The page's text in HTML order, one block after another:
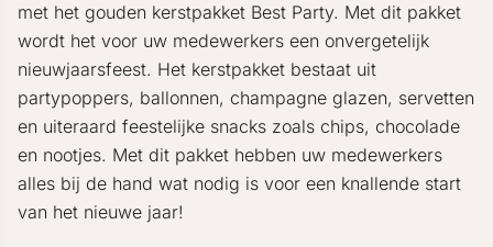
met het gouden kerstpakket Best Party. Met dit pakket
wordt het voor uw medewerkers een onvergetelijk
nieuwjaarsfeest. Het kerstpakket bestaat uit
partypoppers, ballonnen, champagne glazen, servetten
en uiteraard feestelijke snacks zoals chips, chocolade
en nootjes. Met dit pakket hebben uw medewerkers
alles bij de hand wat nodig is voor een knallende start
van het nieuwe jaar!